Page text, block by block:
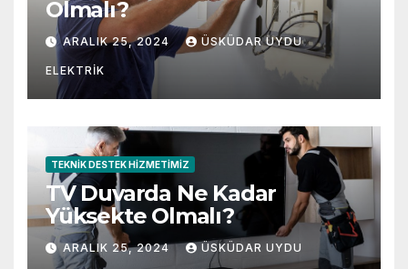
Olmalı?
ARALIK 25, 2024 ÜSKÜDAR UYDU
ELEKTRIK
TEKNIK DESTEK HIZMETIMIZ
TV Duvarda Ne Kadar
Yüksekte Olmalı?
ARALIK 25, 2024 ÜSKÜDAR UYDU